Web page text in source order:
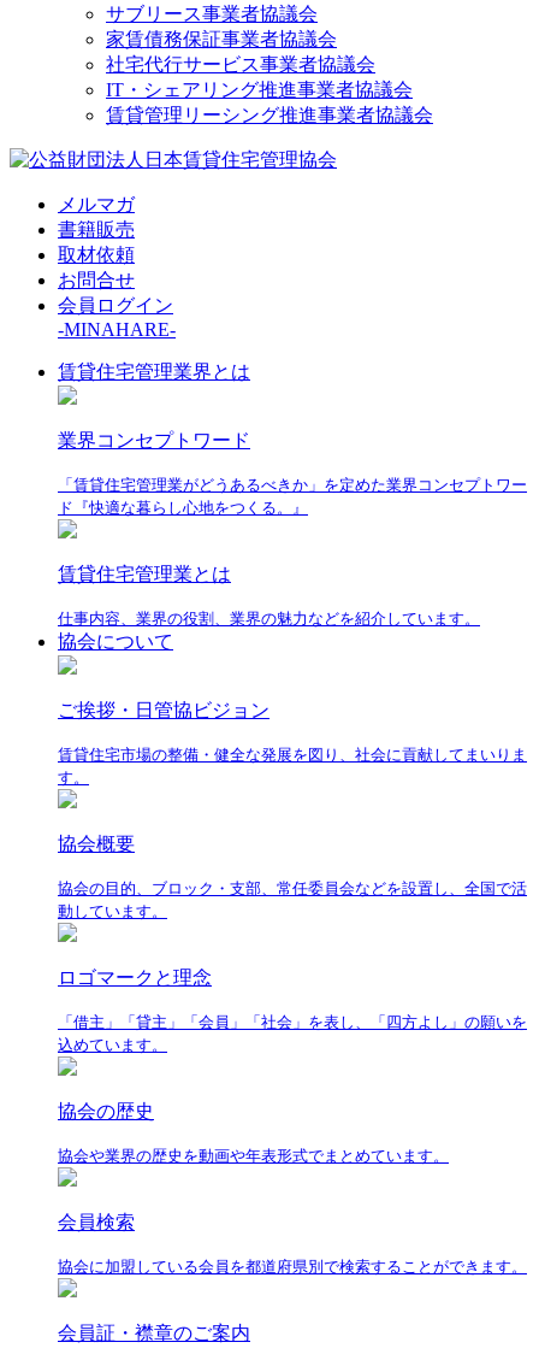
サブリース事業者協議会
家賃債務保証事業者協議会
社宅代行サービス事業者協議会
IT・シェアリング推進事業者協議会
賃貸管理リーシング推進事業者協議会
メルマガ
書籍販売
取材依頼
お問合せ
会員ログイン
-MINAHARE-
賃貸住宅管理業界とは
業界コンセプトワード
「賃貸住宅管理業がどうあるべきか」を定めた業界コンセプトワー
ド『快適な暮らし心地をつくる。』
賃貸住宅管理業とは
仕事内容、業界の役割、業界の魅力などを紹介しています。
協会について
ご挨拶・日管協ビジョン
賃貸住宅市場の整備・健全な発展を図り、社会に貢献してまいりま
す。
協会概要
協会の目的、ブロック・支部、常任委員会などを設置し、全国で活
動しています。
ロゴマークと理念
「借主」「貸主」「会員」「社会」を表し、「四方よし」の願いを
込めています。
協会の歴史
協会や業界の歴史を動画や年表形式でまとめています。
会員検索
協会に加盟している会員を都道府県別で検索することができます。
会員証・襟章のご案内